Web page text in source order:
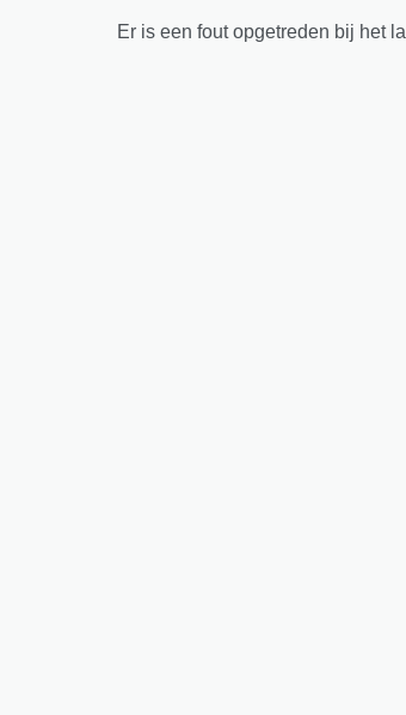
Er is een fout opgetreden bij het